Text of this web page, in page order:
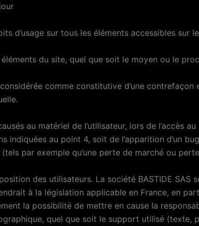
d’usage sur tous les éléments accessibles sur
du site, quel que soit le moyen ou le
comme constitutive d’une contrefaçon
au matériel de l’utilisateur, lors de l’accès
au point 4, soit de l’apparition d’un
par exemple qu’une perte de marché ou perte
des utilisateurs. La société BASTIDE SAS
à la législation applicable en France, en
la possibilité de mettre en cause la
quel que soit le support utilisé (texte,